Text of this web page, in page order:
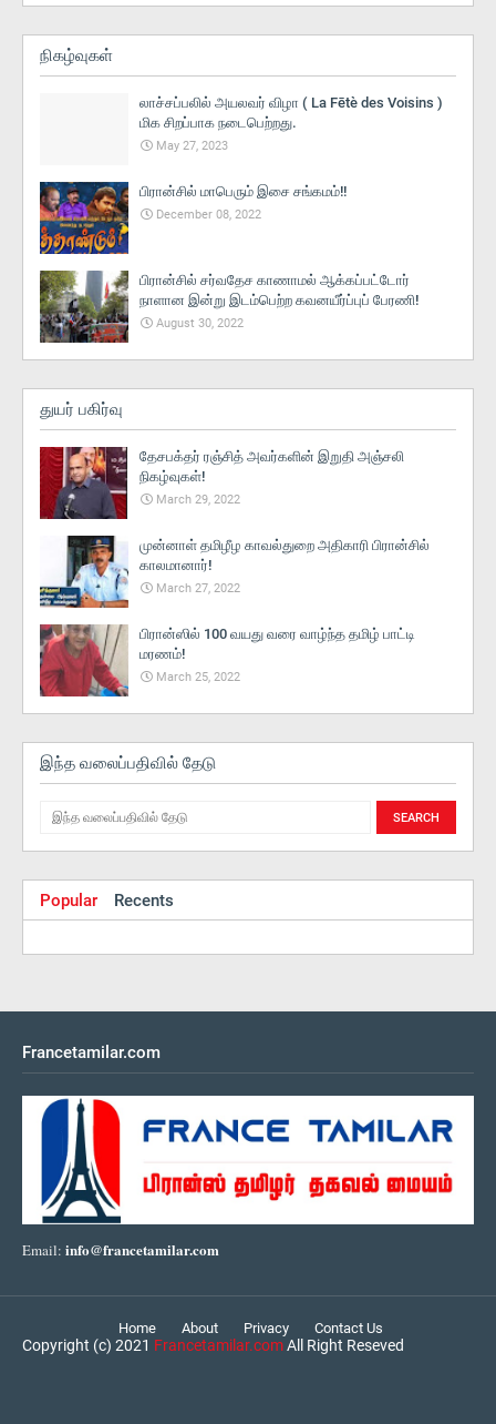
நிகழ்வுகள்
லாச்சப்பலில் அயலவர் விழா ( La Fētè des Voisins )
மிக சிறப்பாக நடைபெற்றது.
May 27, 2023
பிரான்சில் மாபெரும் இசை சங்கமம்!!
December 08, 2022
பிரான்சில் சர்வதேச காணாமல் ஆக்கப்பட்டோர்
நாளான இன்று இடம்பெற்ற கவனயீர்ப்புப் பேரணி!
August 30, 2022
துயர் பகிர்வு
தேசபக்தர் ரஞ்சித் அவர்களின் இறுதி அஞ்சலி
நிகழ்வுகள்!
March 29, 2022
முன்னாள் தமிழீழ காவல்துறை அதிகாரி பிரான்சில்
காலமானார்!
March 27, 2022
பிரான்ஸில் 100 வயது வரை வாழ்ந்த தமிழ் பாட்டி
மரணம்!
March 25, 2022
இந்த வலைப்பதிவில் தேடு
Popular Recents
Francetamilar.com
Email: info@francetamilar.com
Home About Privacy Contact Us
Copyright (c) 2021 Francetamilar.comAll Right Reseved